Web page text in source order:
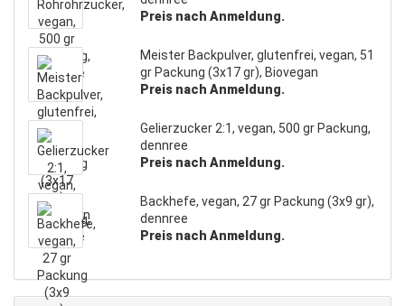
Preis nach Anmeldung.
Meister Backpulver, glutenfrei, vegan, 51
gr Packung (3x17 gr), Biovegan
Preis nach Anmeldung.
Gelierzucker 2:1, vegan, 500 gr Packung,
dennree
Preis nach Anmeldung.
Backhefe, vegan, 27 gr Packung (3x9 gr),
dennree
Preis nach Anmeldung.